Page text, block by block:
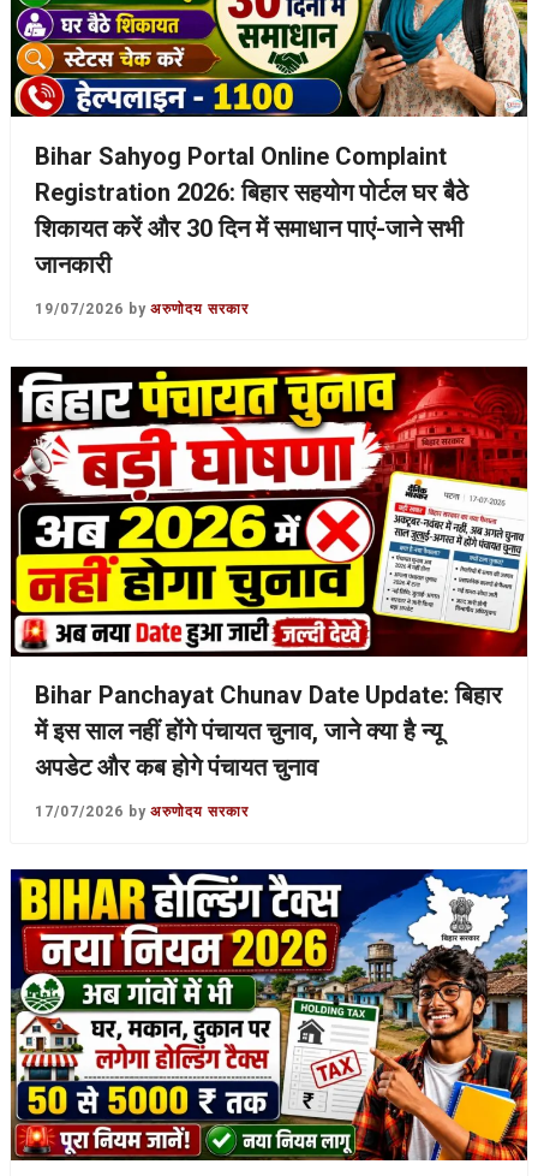
Bihar Sahyog Portal Online Complaint
Registration 2026: बिहार सहयोग पोर्टल घर बैठे
शिकायत करें और 30 दिन में समाधान पाएं-जाने सभी
जानकारी
19/07/2026 byअरुणोदय सरकार
Bihar Panchayat Chunav Date Update: बिहार
में इस साल नहीं होंगे पंचायत चुनाव, जाने क्या है न्यू
अपडेट और कब होगे पंचायत चुनाव
17/07/2026 byअरुणोदय सरकार